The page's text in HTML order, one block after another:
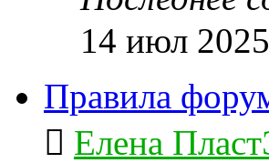
14 июл
Правила
Елена